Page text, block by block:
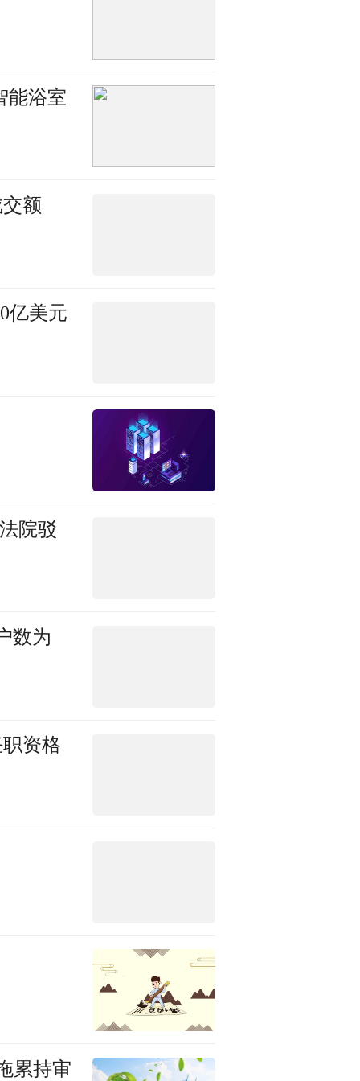
能浴室
额
亿美元
院驳
数为
资格
累持审